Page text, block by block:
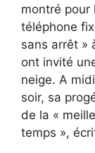
montré pour
téléphone
sans arrêt »
ont invité
neige. A
soir, sa
de la «
temps »,